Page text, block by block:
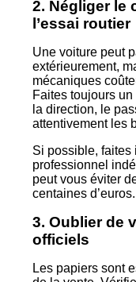
2. Négliger le
l’essai routier
Une voiture peut
extérieurement,
mécaniques
Faites toujours
la direction, le
attentivement les
Si possible, faites
professionnel
peut vous éviter
centaines d’euros.
3. Oublier de
officiels
Les papiers sont